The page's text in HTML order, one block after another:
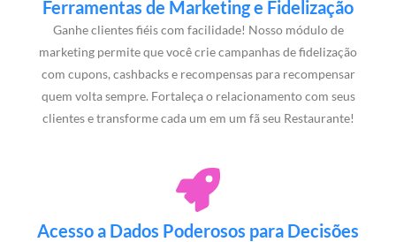
Ferramentas de Marketing e Fidelização
Ganhe clientes fiéis com facilidade! Nosso módulo de
marketing permite que você crie campanhas de fidelização
com cupons, cashbacks e recompensas para recompensar
quem volta sempre. Fortaleça o relacionamento com seus
clientes e transforme cada um em um fã seu Restaurante!
Acesso a Dados Poderosos para Decisões